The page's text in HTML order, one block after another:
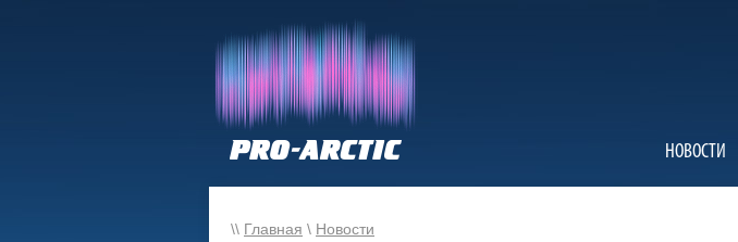
НОВОСТИ
\\ Главная \ Новости